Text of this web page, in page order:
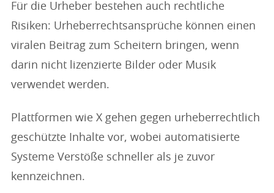
Für die Urheber bestehen auch rechtliche
Risiken: Urheberrechtsansprüche können einen
viralen Beitrag zum Scheitern bringen, wenn
darin nicht lizenzierte Bilder oder Musik
verwendet werden.
Plattformen wie X gehen gegen urheberrechtlich
geschützte Inhalte vor, wobei automatisierte
Systeme Verstöße schneller als je zuvor
kennzeichnen.